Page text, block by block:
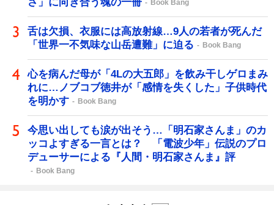
Book Bang
舌は欠損、衣服には高放射線…9人の若者が死んだ
「世界一不気味な山岳遭難」に迫る
Book Bang
心を病んだ母が「4Lの大五郎」を飲み干しゲロまみ
れに…ノブコブ徳井が「感情を失くした」子供時代
を明かす
Book Bang
今思い出しても涙が出そう…「明石家さんま」のカ
ッコよすぎる一言とは？ 「電波少年」伝説のプロ
デューサーによる『人間・明石家さんま』評
Book Bang